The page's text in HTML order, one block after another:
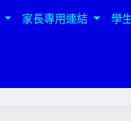
家長專用連結 學